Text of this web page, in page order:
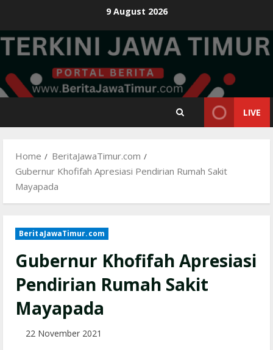
content
9 August 2026
LIVE
Home
BeritaJawaTimur.com
Gubernur Khofifah Apresiasi Pendirian Rumah Sakit
Mayapada
BeritaJawaTimur.com
Gubernur Khofifah Apresiasi
Pendirian Rumah Sakit
Mayapada
22 November 2021